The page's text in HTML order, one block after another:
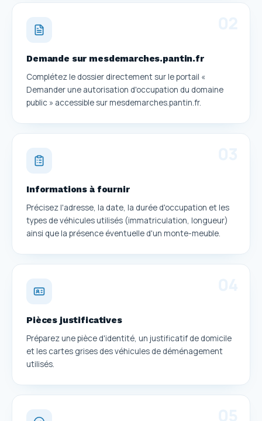
Demande sur mesdemarches.pantin.fr
Complétez le dossier directement sur le portail «
Demander une autorisation d'occupation du domaine
public » accessible sur mesdemarches.pantin.fr.
Informations à fournir
Précisez l'adresse, la date, la durée d'occupation et les
types de véhicules utilisés (immatriculation, longueur)
ainsi que la présence éventuelle d'un monte-meuble.
Pièces justificatives
Préparez une pièce d'identité, un justificatif de domicile
et les cartes grises des véhicules de déménagement
utilisés.